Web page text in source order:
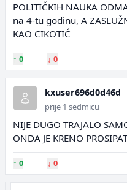
POLITIČKIH NAUKA
na 4-tu godinu, A
KAO CIKOTIĆ
↑ 0 ↓ 0
kxuser696d0d46d
prije 1 sedmicu
NIJE DUGO TRAJALO
ONDA JE KRENO
↑ 0 ↓ 0